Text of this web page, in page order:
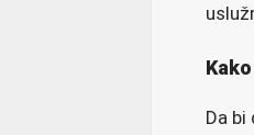
Da